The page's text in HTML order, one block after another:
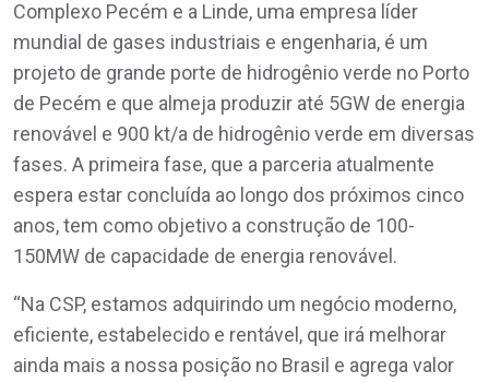
Complexo Pecém e a Linde, uma empresa líder
mundial de gases industriais e engenharia, é um
projeto de grande porte de hidrogênio verde no Porto
de Pecém e que almeja produzir até 5GW de energia
renovável e 900 kt/a de hidrogênio verde em diversas
fases. A primeira fase, que a parceria atualmente
espera estar concluída ao longo dos próximos cinco
anos, tem como objetivo a construção de 100-
150MW de capacidade de energia renovável.
“Na CSP, estamos adquirindo um negócio moderno,
eficiente, estabelecido e rentável, que irá melhorar
ainda mais a nossa posição no Brasil e agrega valor